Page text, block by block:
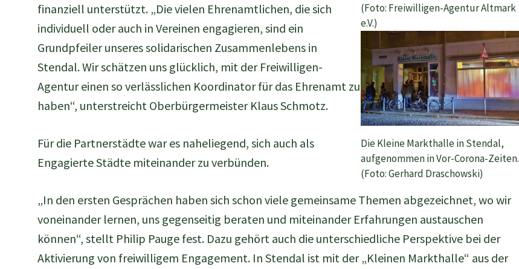
finanziell unterstützt. „Die vielen Ehrenamtlichen, die sich
individuell oder auch in Vereinen engagieren, sind ein
Grundpfeiler unseres solidarischen Zusammenlebens in
Stendal. Wir schätzen uns glücklich, mit der Freiwilligen-
Agentur einen so verlässlichen Koordinator für das Ehrenamt zu
haben“, unterstreicht Oberbürgermeister Klaus Schmotz.
Für die Partnerstädte war es naheliegend, sich auch als
Engagierte Städte miteinander zu verbünden.
(Foto: Freiwilligen-Agentur Altmark
e.V.)
Die Kleine Markthalle in Stendal,
aufgenommen in Vor-Corona-Zeiten.
(Foto: Gerhard Draschowski)
„In den ersten Gesprächen haben sich schon viele gemeinsame Themen abgezeichnet, wo wir
voneinander lernen, uns gegenseitig beraten und miteinander Erfahrungen austauschen
können“, stellt Philip Pauge fest. Dazu gehört auch die unterschiedliche Perspektive bei der
Aktivierung von freiwilligem Engagement. In Stendal ist mit der „Kleinen Markthalle“ aus der